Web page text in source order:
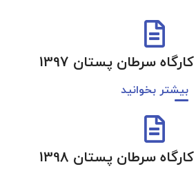
سرطان پستان 1397
بیشتر بخوانید
سرطان پستان 1398